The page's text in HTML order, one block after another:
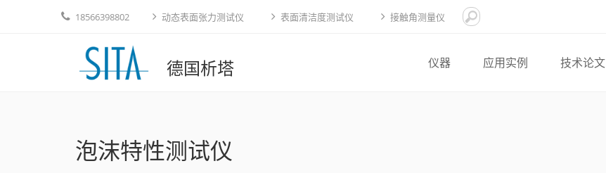
18566398802 动态表面张力测试仪 表面清洁度测试仪 接触角测量仪
德国析塔 仪器 应用实例 技术论文
泡沫特性测试仪